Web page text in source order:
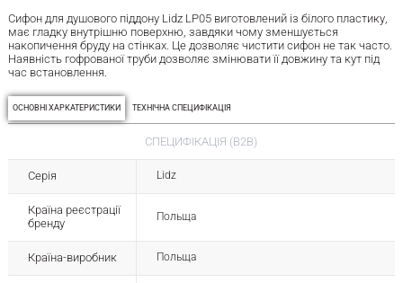
Сифон для душового піддону Lidz LP05 виготовлений із білого пластику,
має гладку внутрішню поверхню, завдяки чому зменшується
накопичення бруду на стінках. Це дозволяє чистити сифон не так часто.
Наявність гофрованої труби дозволяє змінювати її довжину та кут під
час встановлення.
ОСНОВНІ ХАРКАТЕРИСТИКИ ТЕХНІЧНА СПЕЦИФІКАЦІЯ
СПЕЦИФІКАЦІЯ (B2B)
Серія Lidz
Країна реєстрації
бренду
Польща
Країна-виробник Польща